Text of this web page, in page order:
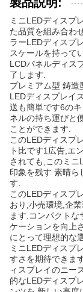
ミニLEDディスプ
た品質を組み合わ
ラーLEDディスプ
スケールを持って
LCDパネルディス
了します.
プレミアム型 鋳造
LEDディスプレイ
送も簡単です6の
ネルの持ち運びと
ことができます.
このLEDディスプ
ト比です1広告,エ
されても,このミニ
印象を残す 素晴ら
す.
このLEDディスプ
おり,小売環境,企
ます.コンパクト
ケーションを向上
にとって理想的な
ミニLEDディスプ
すさを期待できま
ィスプレイのニー
的なLEDディスプ